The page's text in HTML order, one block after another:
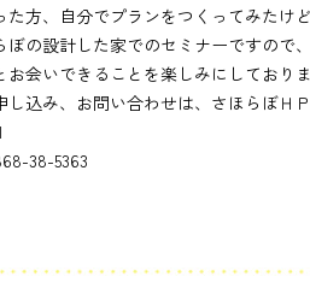
た方、自分でプランをつくってみたけ
ぼの設計した家でのセミナーですので
お会いできることを楽しみにしておりま
込み、お問い合わせは、さほらぼＨ
38-5363